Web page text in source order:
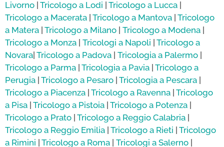
Livorno | Tricologo a Lodi | Tricologo a Lucca |
Tricologo a Macerata | Tricologo a Mantova | Tricologo
a Matera | Tricologo a Milano | Tricologo a Modena |
Tricologo a Monza | Tricologi a Napoli | Tricologo a
Novara| Tricologo a Padova | Tricologia a Palermo |
Tricologo a Parma | Tricologia a Pavia | Tricologo a
Perugia | Tricologo a Pesaro | Tricologia a Pescara |
Tricologo a Piacenza | Tricologo a Ravenna | Tricologo
a Pisa | Tricologo a Pistoia | Tricologo a Potenza |
Tricologo a Prato | Tricologo a Reggio Calabria |
Tricologo a Reggio Emilia | Tricologo a Rieti | Tricologo
a Rimini | Tricologo a Roma | Tricologi a Salerno |